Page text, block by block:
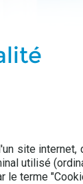
site
utilisé
le terme